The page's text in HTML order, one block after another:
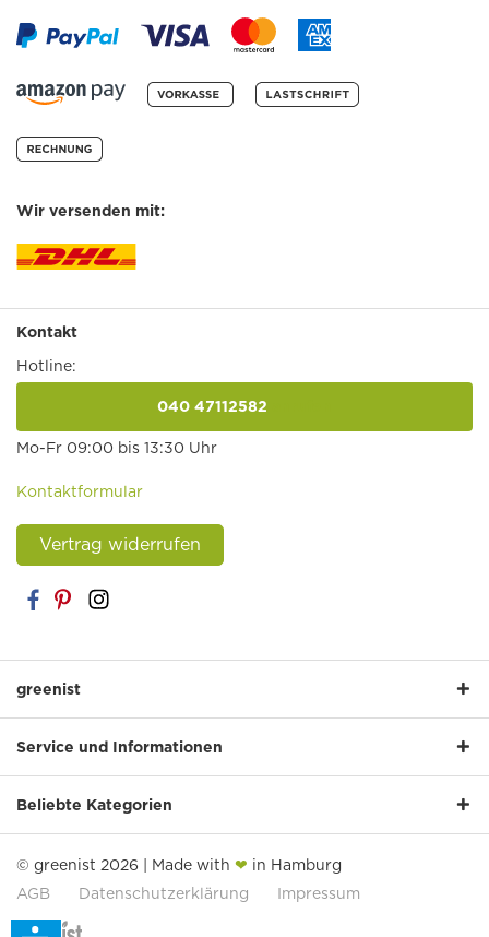
Wir versenden mit:
Kontakt
Hotline:
040 47112582
Mo-Fr 09:00 bis 13:30 Uhr
Kontaktformular
Vertrag widerrufen
greenist
Service und Informationen
Beliebte Kategorien
© greenist 2026 | Made with ❤ in Hamburg
AGB
Datenschutzerklärung Impressum